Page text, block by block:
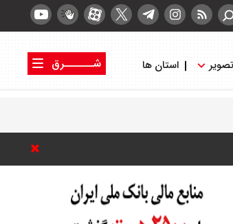
تصویر استان ها
شــــــرق